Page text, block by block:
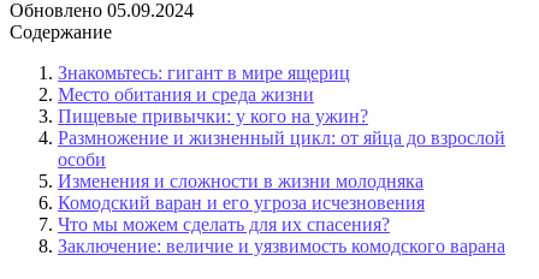
Обновлено 05.09.2024
Содержание
Знакомьтесь: гигант в мире ящериц
Место обитания и среда жизни
Пищевые привычки: у кого на ужин?
Размножение и жизненный цикл: от яйца до взрослой
особи
Изменения и сложности в жизни молодняка
Комодский варан и его угроза исчезновения
Что мы можем сделать для их спасения?
Заключение: величие и уязвимость комодского варана